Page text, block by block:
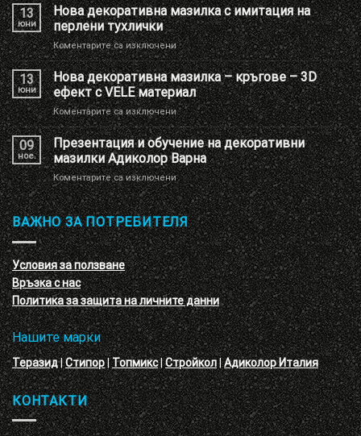
брандиране
на
Шоу
РУМ
Адиколор
13
юни
Нова декоративна мазилка с имитация на
перлени тухлички
Коментарите са изключениза
Нова
декоративна
мазилка
с
имитация
на
перлени
тухлички
13
юни
Нова декоративна мазилка – кръгове – 3D
ефект с VELE материал
Коментарите са изключениза
Нова
декоративна
мазилка
–
кръгове
–
3D
ефект
с
VELE
материал
09
ное.
Презентация и обучение на декоративни
мазилки Адиколор Варна
Коментарите са изключениза
Презентация
и
обучение
на
декоративни
мазилки
Адиколор
Варна
ВАЖНО ЗА ПОТРЕБИТЕЛЯ
Условия за ползване
Връзка с нас
Политика за защита на личните данни
Нашите марки
Теразид|Стипор|Топмикс|Стройкол|Адиколор Италия
КОНТАКТИ